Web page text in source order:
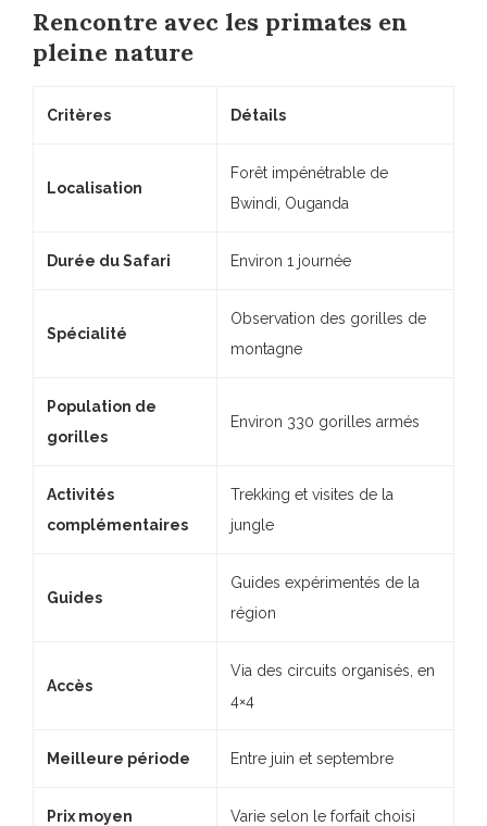
Rencontre avec les primates en
pleine nature
Critères Détails
Localisation
Forêt impénétrable de
Bwindi, Ouganda
Durée du Safari Environ 1 journée
Spécialité
Observation des gorilles de
montagne
Population de
gorilles
Environ 330 gorilles armés
Activités
complémentaires
Trekking et visites de la
jungle
Guides
Guides expérimentés de la
région
Accès
Via des circuits organisés, en
4×4
Meilleure période Entre juin et septembre
Prix moyen Varie selon le forfait choisi